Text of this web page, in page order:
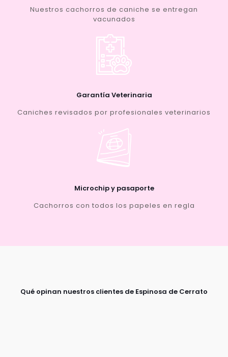
Nuestros cachorros de caniche se entregan
vacunados
Garantía Veterinaria
Caniches revisados por profesionales veterinarios
Microchip y pasaporte
Cachorros con todos los papeles en regla
Qué opinan nuestros clientes de Espinosa de Cerrato